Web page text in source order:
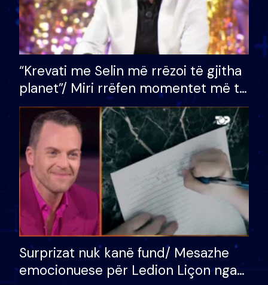
“Krevati me Selin më rrëzoi të gjitha
planet”/ Miri rrëfen momentet më të
bukura në shtëpinë e BB VIP: Do më
mungojë zilja e mëngjesit kur…
Surprizat nuk kanë fund/ Mesazhe
emocionuese për Ledion Liçon nga